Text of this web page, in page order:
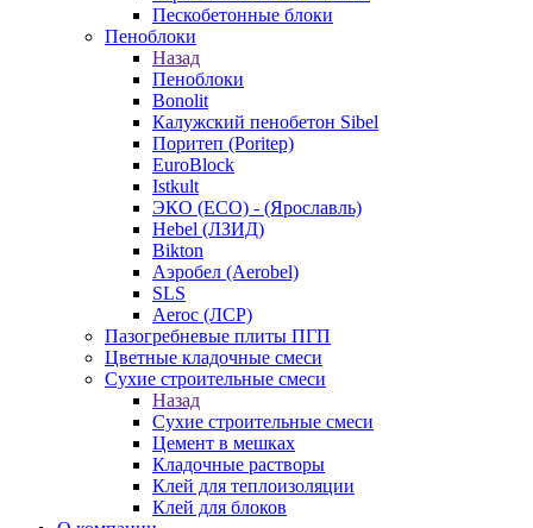
Пескобетонные блоки
Пеноблоки
Назад
Пеноблоки
Bonolit
Калужский пенобетон Sibel
Поритеп (Poritep)
EuroBlock
Istkult
ЭКО (ECO) - (Ярославль)
Hebel (ЛЗИД)
Bikton
Аэробел (Aerobel)
SLS
Aeroc (ЛСР)
Пазогребневые плиты ПГП
Цветные кладочные смеси
Сухие строительные смеси
Назад
Сухие строительные смеси
Цемент в мешках
Кладочные растворы
Клей для теплоизоляции
Клей для блоков